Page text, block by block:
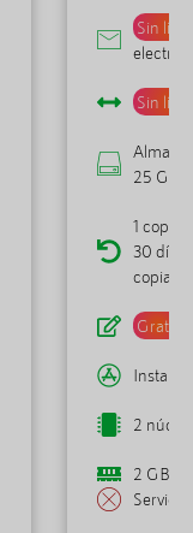
Sin
Sin
25 GB
1 copia
30 días
copia
Gratis
Instala
2
2 GB